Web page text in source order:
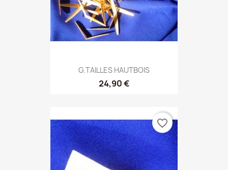
G.TAILLES HAUTBOIS
24,90 €
favorite_border